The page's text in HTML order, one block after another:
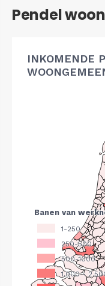
Pendel
INKOMENDE